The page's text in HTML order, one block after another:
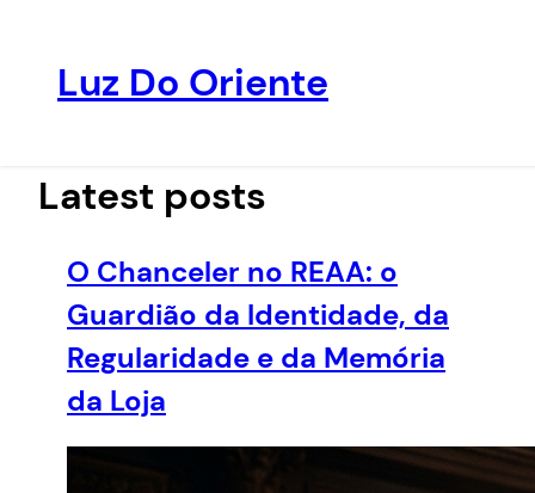
conteúdo
Luz Do Oriente
Latest posts
O Chanceler no REAA: o
Guardião da Identidade, da
Regularidade e da Memória
da Loja